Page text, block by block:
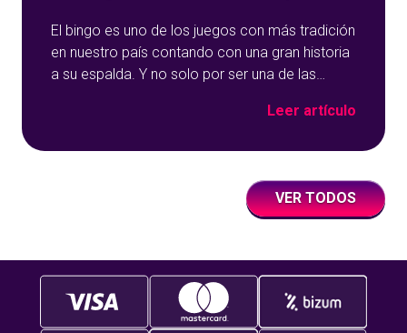
El bingo es uno de los juegos con más tradición
en nuestro país contando con una gran historia
a su espalda. Y no solo por ser una de las
de juegos de tómbola, YoBingo, sino porque es
Leer artículo
VER TODOS